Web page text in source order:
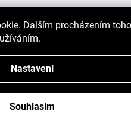
Dalším procházením
Nastavení
Souhlasím